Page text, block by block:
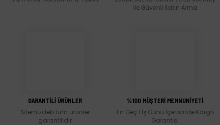
Ürün fiyatı diğer sitelerden daha pahalı.
ile Güvenli Satın Alma
GARANTİLİ ÜRÜNLER
Sitemizdeki tüm ürünler
garantilidir
%100 MÜŞTERİ MEMNUNİYETİ
En Geç 1 İş Günü İçerisinde Kargo
Garantisi